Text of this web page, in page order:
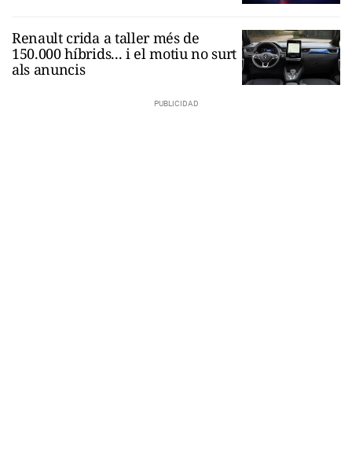
Renault crida a taller més de
150.000 híbrids... i el motiu no surt
als anuncis